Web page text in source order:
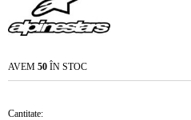
AVEM 50 ÎN STOC
Cantitate: